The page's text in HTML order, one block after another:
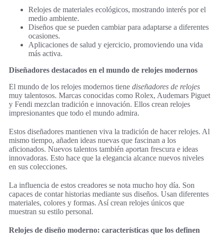
Relojes de materiales ecológicos, mostrando interés por el
medio ambiente.
Diseños que se pueden cambiar para adaptarse a diferentes
ocasiones.
Aplicaciones de salud y ejercicio, promoviendo una vida
más activa.
Diseñadores destacados en el mundo de relojes modernos
El mundo de los relojes modernos tiene diseñadores de relojes
muy talentosos. Marcas conocidas como Rolex, Audemars Piguet
y Fendi mezclan tradición e innovación. Ellos crean relojes
impresionantes que todo el mundo admira.
Estos diseñadores mantienen viva la tradición de hacer relojes. Al
mismo tiempo, añaden ideas nuevas que fascinan a los
aficionados. Nuevos talentos también aportan frescura e ideas
innovadoras. Esto hace que la elegancia alcance nuevos niveles
en sus colecciones.
La influencia de estos creadores se nota mucho hoy día. Son
capaces de contar historias mediante sus diseños. Usan diferentes
materiales, colores y formas. Así crean relojes únicos que
muestran su estilo personal.
Relojes de diseño moderno: características que los definen